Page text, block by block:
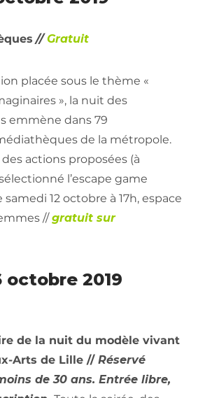
//Gratuit
placée sous le thème «
», la nuit des
emmène dans 79
de la métropole.
actions proposées (à
l’escape game
12 octobre à 17h, espace
//gratuit sur
octobre 2019
de la nuit du modèle vivant
Arts de Lille // Réservé
de 30 ans. Entrée libre,